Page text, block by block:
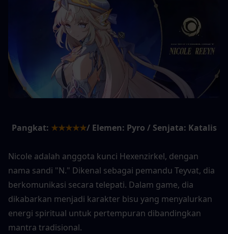
Pangkat: ★★★★★/ Elemen: Pyro / Senjata: Katalis
Nicole adalah anggota kunci Hexenzirkel, dengan
nama sandi "N." Dikenal sebagai pemandu Teyvat, dia
berkomunikasi secara telepati. Dalam game, dia
dikabarkan menjadi karakter bisu yang menyalurkan
energi spiritual untuk pertempuran dibandingkan
mantra tradisional.